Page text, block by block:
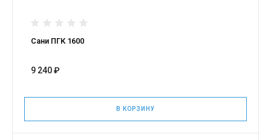
Сани ПГК 1600
9 240 ₽
В КОРЗИНУ